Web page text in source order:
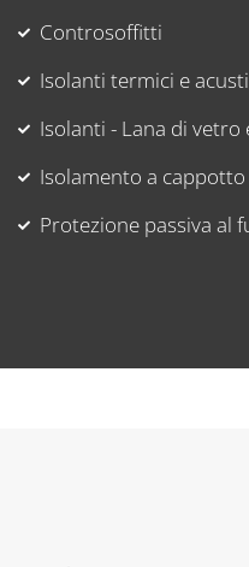
Controsoffitti
Isolanti termici e
Isolanti - Lana di vetro
Isolamento a cappotto
Protezione passiva al